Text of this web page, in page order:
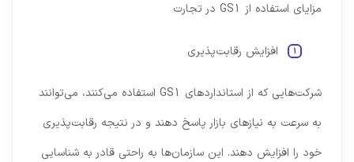
مزایای استفاده از GS1 در تجارت
افزایش رقابت‌پذیری
شرکت‌هایی که از استانداردهای GS1 استفاده می‌کنند، می‌توانند
به سرعت به نیازهای بازار پاسخ دهند و در نتیجه رقابت‌پذیری
خود را افزایش دهند. این سازمان‌ها به راحتی قادر به شناسایی